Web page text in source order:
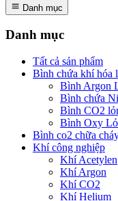
Danh mục
Danh mục
Tất cả sản phẩm
Bình chứa khí hóa
Bình Argon
Bình chứa
Bình CO2
Bình Oxy
Bình co2 chữa
Khí công nghiệp
Khí Acetylen
Khí Argon
Khí CO2
Khí Helium